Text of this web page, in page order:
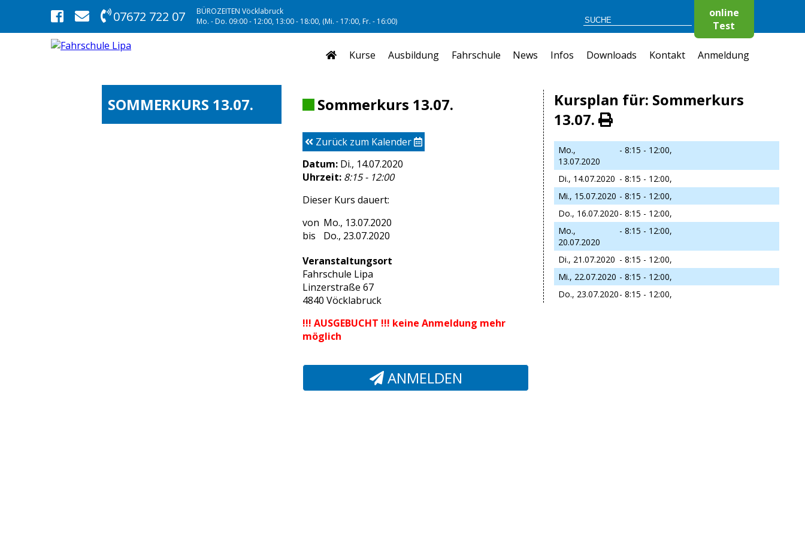
07672 722 07
BÜROZEITEN Vöcklabruck
Mo. - Do. 09:00 - 12:00, 13:00 - 18:00, (Mi. - 17:00, Fr. - 16:00)
online
Test
Kurse Ausbildung Fahrschule News Infos Downloads Kontakt Anmeldung
SOMMERKURS 13.07. Sommerkurs 13.07.
Zurück zum Kalender
Datum: Di., 14.07.2020
Uhrzeit: 8:15 - 12:00
Dieser Kurs dauert:
Mo., 13.07.2020
Do., 23.07.2020
Veranstaltungsort
Fahrschule Lipa
Linzerstraße 67
4840 Vöcklabruck
!!! AUSGEBUCHT !!! keine Anmeldung mehr
möglich
ANMELDEN
Kursplan für: Sommerkurs
13.07.
Mo.,
13.07.2020
- 8:15 - 12:00,
Di., 14.07.2020 - 8:15 - 12:00,
Mi., 15.07.2020 - 8:15 - 12:00,
Do., 16.07.2020- 8:15 - 12:00,
Mo.,
20.07.2020
- 8:15 - 12:00,
Di., 21.07.2020 - 8:15 - 12:00,
Mi., 22.07.2020 - 8:15 - 12:00,
Do., 23.07.2020- 8:15 - 12:00,